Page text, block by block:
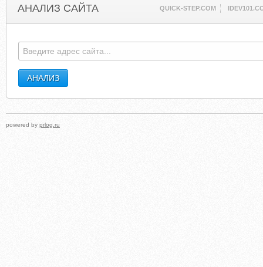
АНАЛИЗ САЙТА QUICK-STEP.COM
powered by prlog.ru